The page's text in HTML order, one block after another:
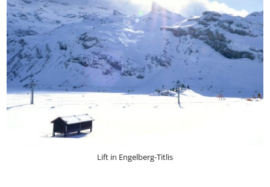
Lift in Engelberg-Titlis